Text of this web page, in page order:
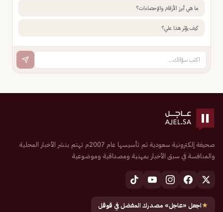
ما هي أبرز الأرقام والإحصاءات؟
كيف يؤثر هذا علي؟
صحيفة إلكترونية سعودية تم تأسيسها عام 2007م تهتم بنشر الأخبار المحلية
والمنافسة في سبق الأخبار بمهنية ومصداقية وموضوعية
★اجعل «عاجل» مصدرك المفضل في قوقل